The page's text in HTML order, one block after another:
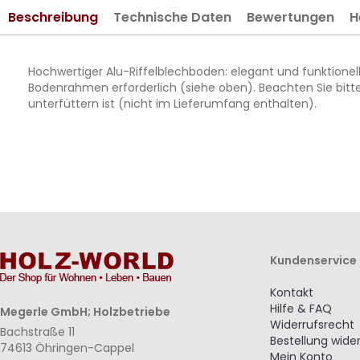
springen
Beschreibung
Hochwertiger Alu-Riffelblechboden: elegant und
Bodenrahmen erforderlich (siehe oben). Beachten Sie
unterfüttern ist (nicht im Lieferumfang enthalten).
Technische Daten Bewertungen
Megerle GmbH; Holzbetriebe
Bachstraße 11
74613 Öhringen-Cappel
Kundenservice
Kontakt
Hilfe & FAQ
Widerrufsrecht
Bestellung
Mein Konto